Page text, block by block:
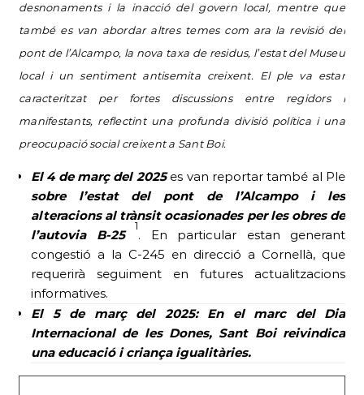
desnonaments i la inacció del govern local, mentre que
també es van abordar altres temes com ara la revisió del
pont de l’Alcampo, la nova taxa de residus, l’estat del Museu
local i un sentiment antisemita creixent. El ple va estar
caracteritzat per fortes discussions entre regidors i
manifestants, reflectint una profunda divisió política i una
preocupació social creixent a Sant Boi.
El 4 de març del 2025es van reportar també al Ple
sobre l’estat del pont de l’Alcampo i les
alteracions al trànsit ocasionades per les obres de
l’autovia B-25
1
. En particular estan generant
congestió a la C-245 en direcció a Cornellà, que
requerirà seguiment en futures actualitzacions
informatives.
El 5 de març del 2025: En el marc del Dia
Internacional de les Dones, Sant Boi reivindica
una educació i criança igualitàries.